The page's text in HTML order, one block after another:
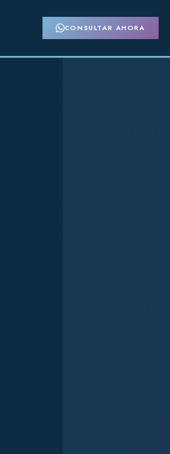
CONSULTAR AHORA